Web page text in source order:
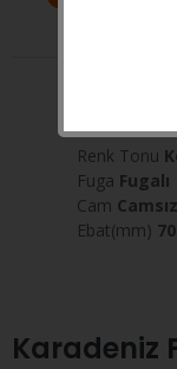
Model
Renk Tonu
Fuga Fugalı
Cam Camsız
Ebat(mm)
Karadeniz